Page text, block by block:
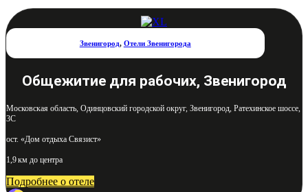
Звенигород, Отели Звенигорода
Общежитие для рабочих, Звенигород
Московская область, Одинцовский городской округ, Звенигород, Ратехинское шоссе,
3С
ост. «Дом отдыха Связист»
1,9 км до центра
Подробнее о отеле